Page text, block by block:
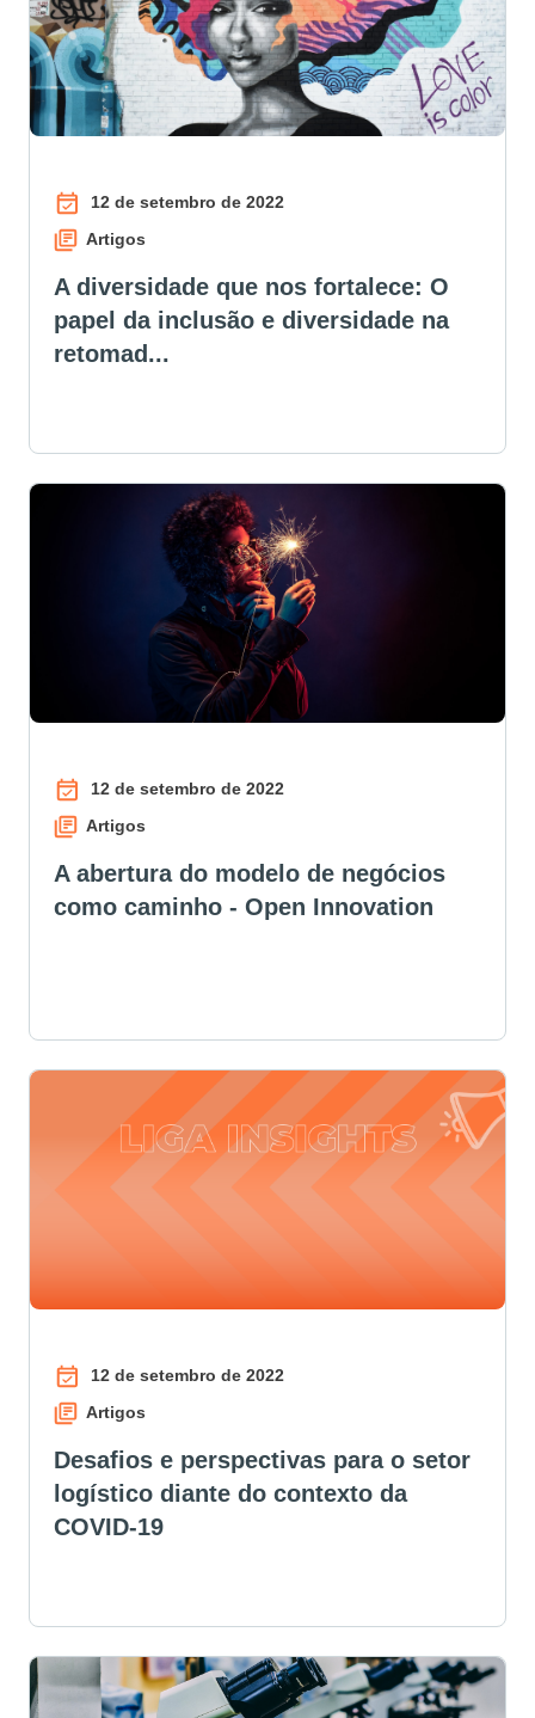
12 de setembro de 2022
Artigos
A diversidade que nos fortalece: O
papel da inclusão e diversidade na
retomad...
12 de setembro de 2022
Artigos
A abertura do modelo de negócios
como caminho - Open Innovation
12 de setembro de 2022
Artigos
Desafios e perspectivas para o setor
logístico diante do contexto da
COVID-19